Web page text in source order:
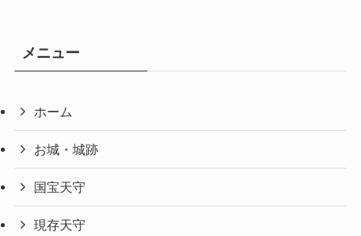
メニュー
ホーム
お城・城跡
国宝天守
現存天守